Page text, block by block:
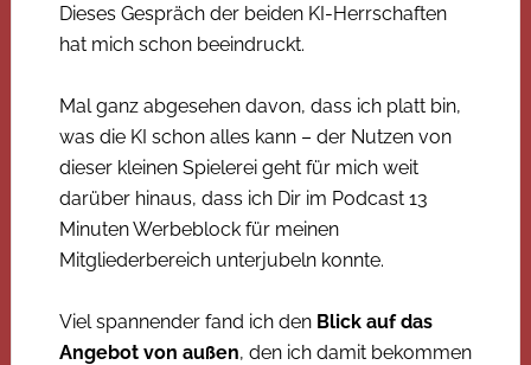
Dieses Gespräch der beiden KI-Herrschaften
hat mich schon beeindruckt.
Mal ganz abgesehen davon, dass ich platt bin,
was die KI schon alles kann – der Nutzen von
dieser kleinen Spielerei geht für mich weit
darüber hinaus, dass ich Dir im Podcast 13
Minuten Werbeblock für meinen
Mitgliederbereich unterjubeln konnte.
Viel spannender fand ich den Blick auf das
Angebot von außen, den ich damit bekommen